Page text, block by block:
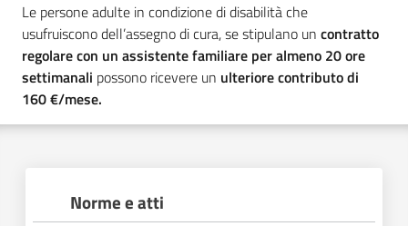
Le persone adulte in condizione di disabilità che
usufruiscono dell’assegno di cura, se stipulano un contratto
regolare con un assistente familiare per almeno 20 ore
settimanali possono ricevere un ulteriore contributo di
160 €/mese.
Norme e atti